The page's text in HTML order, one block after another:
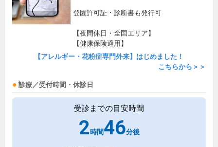
登園許可証・診断書も発行可
【夜間休日・全国エリア】
【健康保険適用】
【アレルギー・花粉症専門外来】はじめました！
こちらから＞＞
診療／受付時間・休診日
受診までの目安時間
2時間46分後